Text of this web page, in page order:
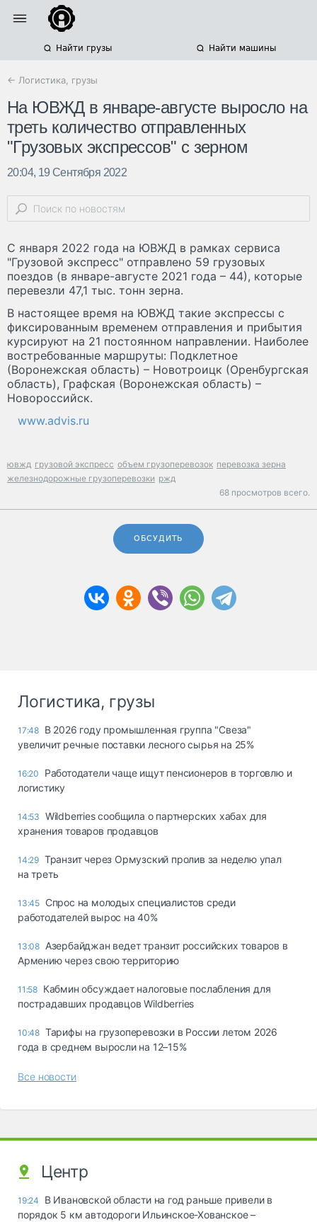
Найти грузы Найти машины
← Логистика, грузы
На ЮВЖД в январе-августе выросло на
треть количество отправленных
"Грузовых экспрессов" с зерном
20:04, 19 Сентября 2022
С января 2022 года на ЮВЖД в рамках сервиса
"Грузовой экспресс" отправлено 59 грузовых
поездов (в январе-августе 2021 года – 44), которые
перевезли 47,1 тыс. тонн зерна.
В настоящее время на ЮВЖД такие экспрессы с
фиксированным временем отправления и прибытия
курсируют на 21 постоянном направлении. Наиболее
востребованные маршруты: Подклетное
(Воронежская область) – Новотроицк (Оренбургская
область), Графская (Воронежская область) –
Новороссийск.
www.advis.ru
ювжд грузовой экспресс объем грузоперевозок перевозка зерна
железнодорожные грузоперевозки ржд
68 просмотров всего.
ОБСУДИТЬ
Логистика, грузы
17:48 В 2026 году промышленная группа "Свеза"
увеличит речные поставки лесного сырья на 25%
16:20
Работодатели чаще ищут пенсионеров в торговлю и
логистику
14:53 Wildberries сообщила о партнерских хабах для
хранения товаров продавцов
14:29 Транзит через Ормузский пролив за неделю упал
на треть
13:45 Спрос на молодых специалистов среди
работодателей вырос на 40%
13:08 Азербайджан ведет транзит российских товаров в
Армению через свою территорию
11:58 Кабмин обсуждает налоговые послабления для
пострадавших продавцов Wildberries
10:48 Тарифы на грузоперевозки в России летом 2026
года в среднем выросли на 12–15%
Все новости
Центр
19:24
В Ивановской области на год раньше привели в
порядок 5 км автодороги Ильинское-Хованское –